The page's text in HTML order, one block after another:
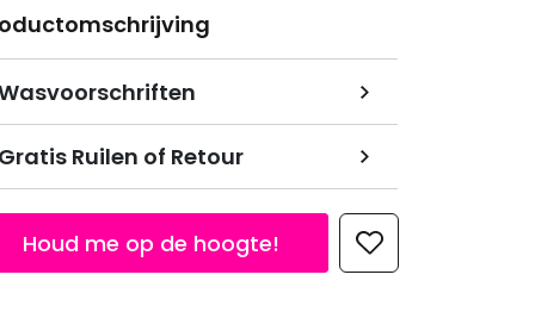
Gratis Ruilen of Retour
Houd me op de hoogte!